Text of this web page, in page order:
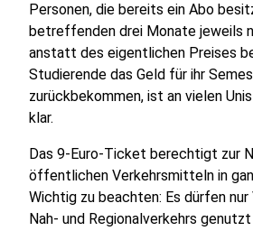
Personen, die bereits ein Abo
betreffenden drei Monate jeweils
anstatt des eigentlichen Preises
Studierende das Geld für ihr
zurückbekommen, ist an vielen
klar.
Das 9-Euro-Ticket berechtigt zur
öffentlichen Verkehrsmitteln in
Wichtig zu beachten: Es dürfen
Nah- und Regionalverkehrs